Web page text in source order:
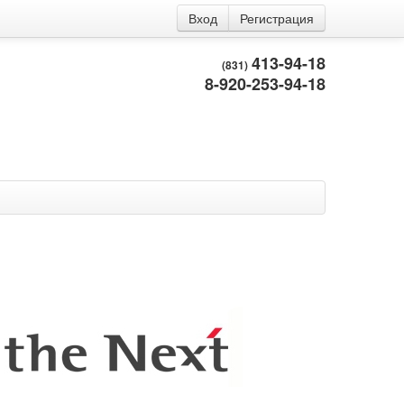
Вход Регистрация
(831) 413-94-18
8-920-253-94-18